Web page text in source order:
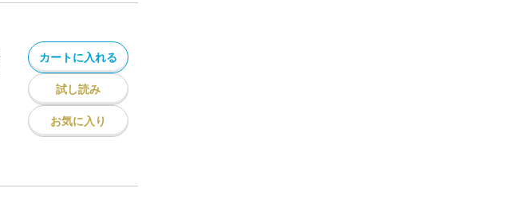
カートに入れる
試し読み
お気に入り